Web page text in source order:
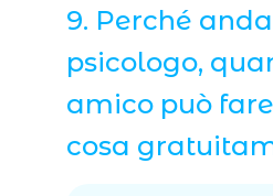
9. Perché
psicologo,
amico può
cosa